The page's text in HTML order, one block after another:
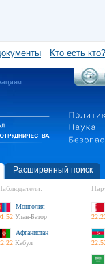
Кто есть кто?
Расширенный поиск
Монголия
Улан-Батор
Афганистан
Кабул